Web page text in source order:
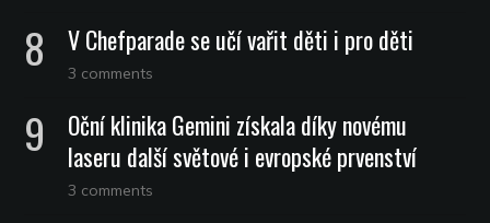
V Chefparade se učí vařit děti i pro děti
3 comments
Oční klinika Gemini získala díky novému
laseru další světové i evropské prvenství
3 comments